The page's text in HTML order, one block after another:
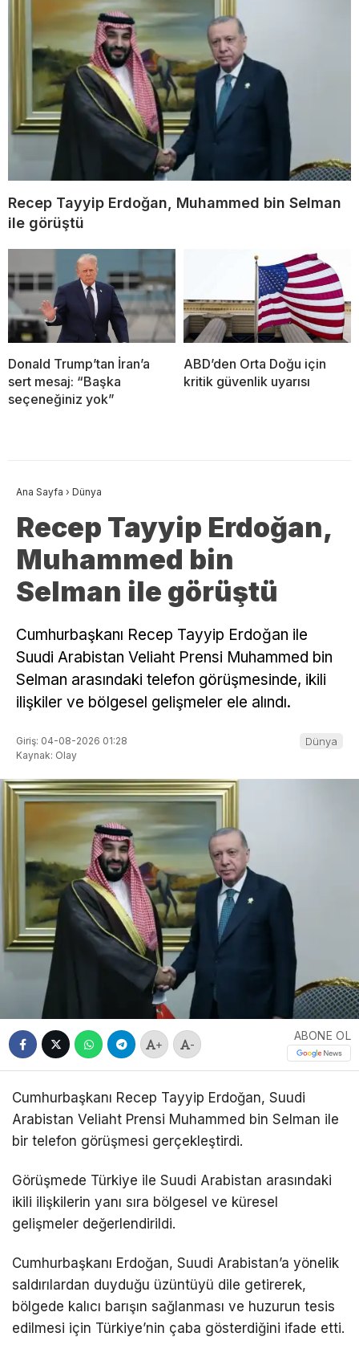
Recep Tayyip Erdoğan, Muhammed bin Selman
ile görüştü
Donald Trump’tan İran’a
sert mesaj: “Başka
seçeneğiniz yok”
ABD’den Orta Doğu için
kritik güvenlik uyarısı
Ana Sayfa › Dünya
Recep Tayyip Erdoğan,
Muhammed bin
Selman ile görüştü
Cumhurbaşkanı Recep Tayyip Erdoğan ile
Suudi Arabistan Veliaht Prensi Muhammed bin
Selman arasındaki telefon görüşmesinde, ikili
ilişkiler ve bölgesel gelişmeler ele alındı.
Giriş: 04-08-2026 01:28
Kaynak: Olay
Dünya
+ -
ABONE OL
Cumhurbaşkanı Recep Tayyip Erdoğan, Suudi
Arabistan Veliaht Prensi Muhammed bin Selman ile
bir telefon görüşmesi gerçekleştirdi.
Görüşmede Türkiye ile Suudi Arabistan arasındaki
ikili ilişkilerin yanı sıra bölgesel ve küresel
gelişmeler değerlendirildi.
Cumhurbaşkanı Erdoğan, Suudi Arabistan’a yönelik
saldırılardan duyduğu üzüntüyü dile getirerek,
bölgede kalıcı barışın sağlanması ve huzurun tesis
edilmesi için Türkiye’nin çaba gösterdiğini ifade etti.